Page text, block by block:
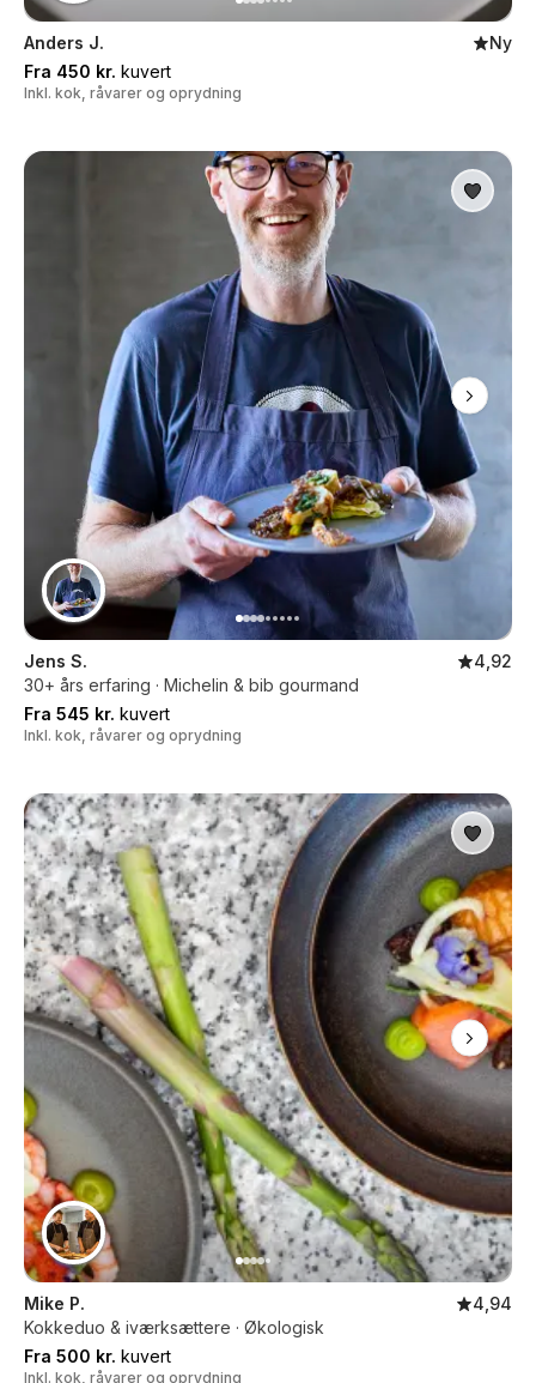
Anders J.
Ny
Fra 450 kr. kuvert
Inkl. kok, råvarer og oprydning
Jens S.
4,92
30+ års erfaring · Michelin & bib gourmand
Fra 545 kr. kuvert
Inkl. kok, råvarer og oprydning
Mike P.
4,94
Kokkeduo & iværksættere · Økologisk
Fra 500 kr. kuvert
Inkl. kok, råvarer og oprydning